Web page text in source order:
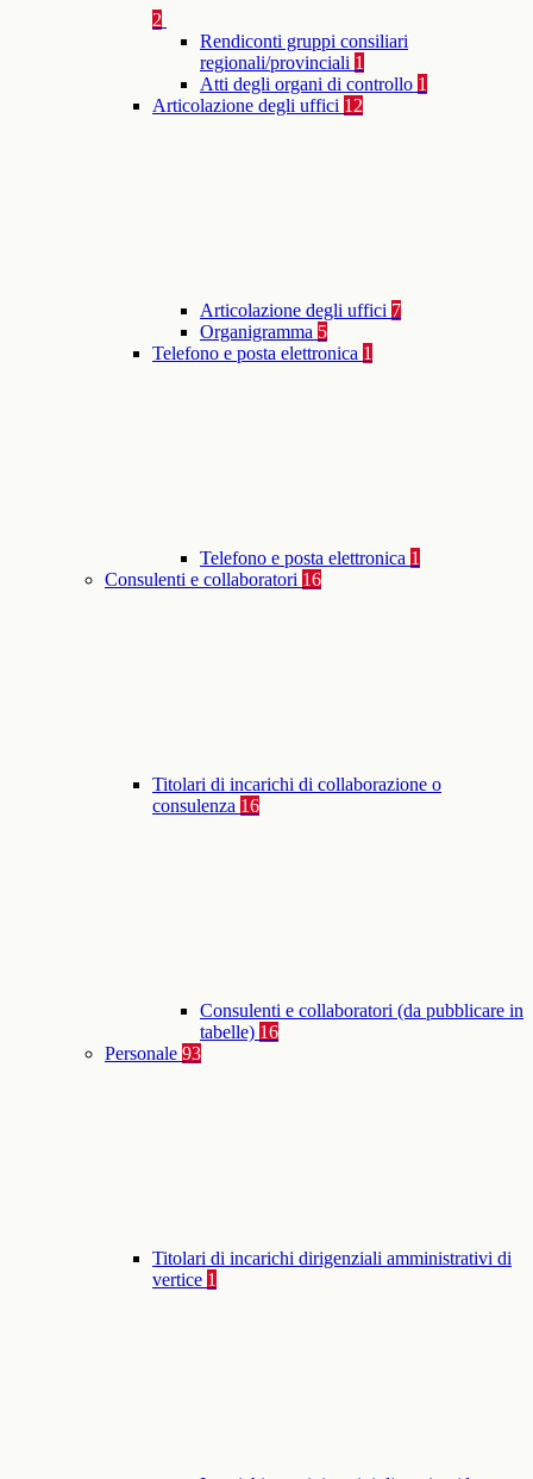
2
Rendiconti gruppi consiliari
regionali/provinciali 1
Atti degli organi di controllo 1
Articolazione degli uffici 12
Articolazione degli uffici 7
Organigramma 5
Telefono e posta elettronica 1
Telefono e posta elettronica 1
Consulenti e collaboratori 16
Titolari di incarichi di collaborazione o
consulenza 16
Consulenti e collaboratori (da pubblicare in
tabelle) 16
Personale 93
Titolari di incarichi dirigenziali amministrativi di
vertice 1